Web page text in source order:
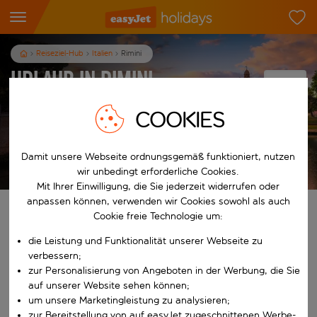
Reiseziel-Hub Italien Rimini
Urlaub in Rimini
Urlaub anzeigen
Finde deinen perfekten Urlaub
Beginne mit der Eingabe für die automatische
Ab
Nach
COOKIES
Damit unsere Webseite ordnungsgemäß funktioniert, nutzen
wir unbedingt erforderliche Cookies.
Mit Ihrer Einwilligung, die Sie jederzeit widerrufen oder
anpassen können, verwenden wir Cookies sowohl als auch
Cookie freie Technologie um:
die Leistung und Funktionalität unserer Webseite zu
verbessern;
zur Personalisierung von Angeboten in der Werbung, die Sie
auf unserer Website sehen können;
um unsere Marketingleistung zu analysieren;